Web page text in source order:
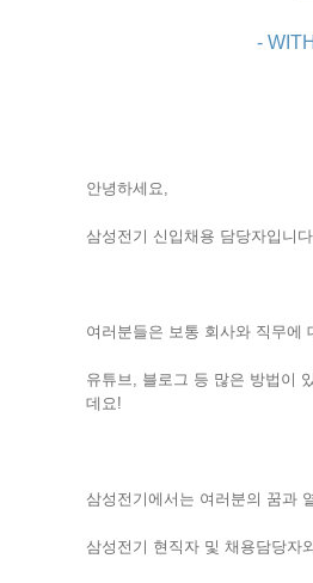
-
안녕하세요,
삼성전기 신입채용 담당자입니다.
여러분들은 보통 회사와 직무에
유튜브, 블로그 등 많은 방법이
데요!
삼성전기에서는 여러분의 꿈과
삼성전기 현직자 및 채용담당자